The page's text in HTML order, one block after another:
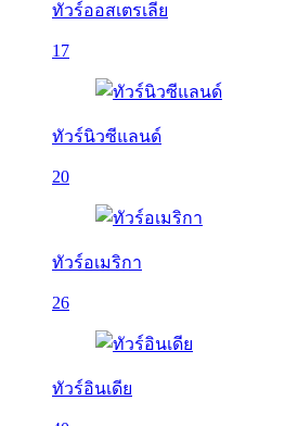
ทัวร์ออสเตรเลีย
17
ทัวร์นิวซีแลนด์
20
ทัวร์อเมริกา
26
ทัวร์อินเดีย